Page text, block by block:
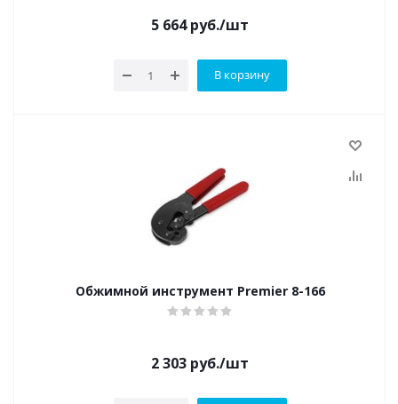
5 664руб./шт
В корзину
Обжимной инструмент Premier 8-166
2 303 руб./шт